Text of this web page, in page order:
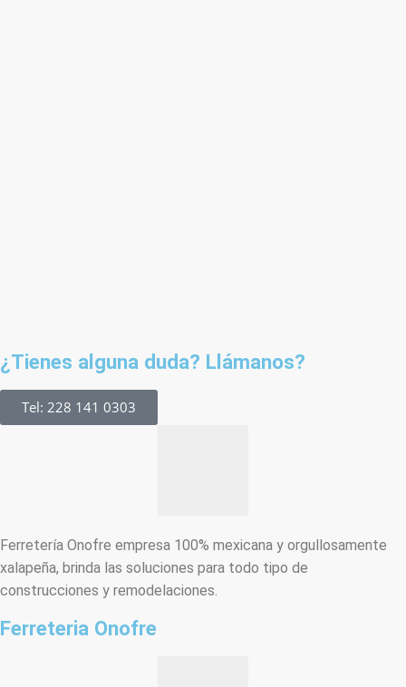
¿Tienes alguna duda? Llámanos?
Tel: 228 141 0303
Ferretería Onofre empresa 100% mexicana y orgullosamente
xalapeña, brinda las soluciones para todo tipo de
construcciones y remodelaciones.
Ferreteria Onofre